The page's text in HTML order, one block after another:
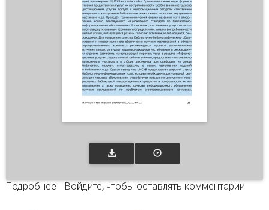
Подробнее о Мониторинг библиотечно-информационных
Войдите, чтобы оставлять комментарии